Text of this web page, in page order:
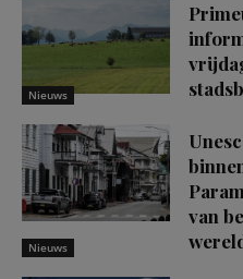
Nieuws
Nieuws
van